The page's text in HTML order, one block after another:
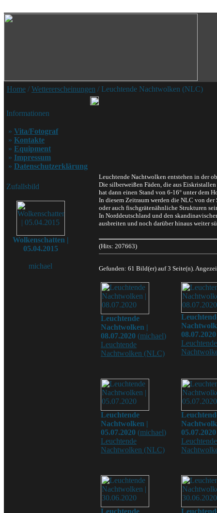
Home /Wettererscheinungen / Leuchtende Nachtwolken (NLC)
Informationen
» Vita/Fotograf
» Kontakte
» Equipment
» Impressum
» Datenschutzerklärung
Zufallsbild
Wolkenschatten |
05.04.2015
michael
Leuchtende Nachtwolken entstehen in der
Die silberweißen Fäden, die aus
hat dann einen Stand von 6-16° unter dem
In diesem Zeitraum werden die NLC von
oder auch fischgrätenähnliche Strukturen
In Norddeutschland und den
ausbreiten und noch darüber hinaus weiter
(Hits: 207663)
Gefunden: 61 Bild(er) auf 3 Seite(n).
Leuchtende
Nachtwolken |
08.07.2020 (michael)
Leuchtende
Nachtwolken (NLC)
08.07.2020
Leuchtende
Leuchtende
Nachtwolken |
05.07.2020 (michael)
Leuchtende
Nachtwolken (NLC)
05.07.2020
Leuchtende
Leuchtende